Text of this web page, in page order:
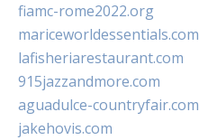
fiamc-rome2022.org
mariceworldessentials.com
lafisheriarestaurant.com
915jazzandmore.com
aguadulce-countryfair.com
jakehovis.com